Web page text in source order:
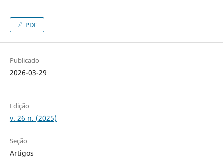
PDF
Publicado
2026-03-29
Edição
v. 26 n. (2025)
Seção
Artigos